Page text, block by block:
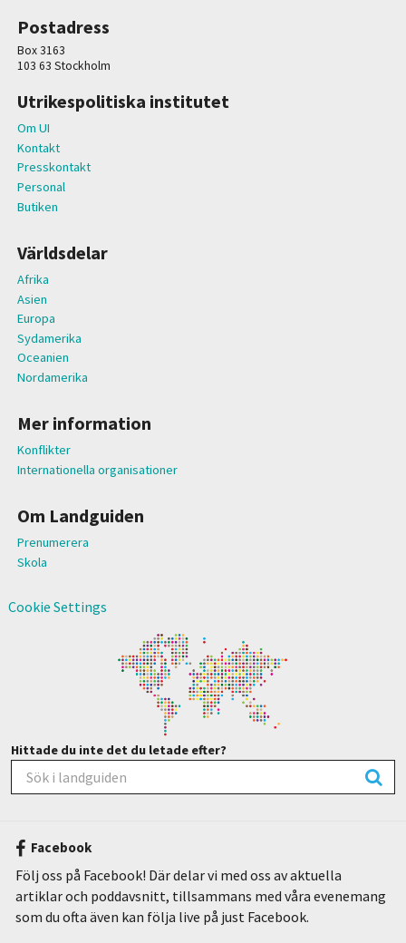
Postadress
Box 3163
103 63 Stockholm
Utrikespolitiska institutet
Om UI
Kontakt
Presskontakt
Personal
Butiken
Världsdelar
Afrika
Asien
Europa
Sydamerika
Oceanien
Nordamerika
Mer information
Konflikter
Internationella organisationer
Om Landguiden
Prenumerera
Skola
Cookie Settings
Hittade du inte det du letade efter?
Facebook
Följ oss på Facebook! Där delar vi med oss av aktuella
artiklar och poddavsnitt, tillsammans med våra evenemang
som du ofta även kan följa live på just Facebook.